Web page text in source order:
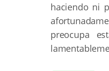
haciendo ni
preocupa